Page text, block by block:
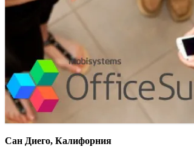
Сан Диего, Калифорния